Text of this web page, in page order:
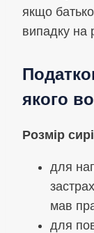
якщо
випадку на
якого
Розмір
для
мав
для